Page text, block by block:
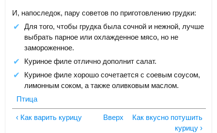
И, напоследок, пару советов по приготовлению грудки:
Для того, чтобы грудка была сочной и нежной, лучше
выбрать парное или охлажденное мясо, но не
замороженное.
Куриное филе отлично дополнит салат.
Куриное филе хорошо сочетается с соевым соусом,
лимонным соком, а также оливковым маслом.
Птица
‹ Как варить курицу Вверх
Как вкусно потушить
курицу ›